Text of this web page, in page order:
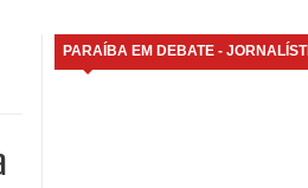
PARAÍBA EM DEBATE -